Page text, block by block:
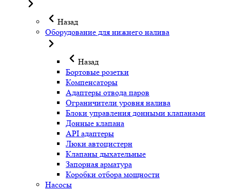
Назад
Оборудование для нижнего налива
Назад
Бортовые розетки
Компенсаторы
Адаптеры отвода паров
Ограничители уровня налива
Блоки управления донными клапанами
Донные клапана
API адаптеры
Люки автоцистерн
Клапаны дыхательные
Запорная арматура
Коробки отбора мощности
Насосы